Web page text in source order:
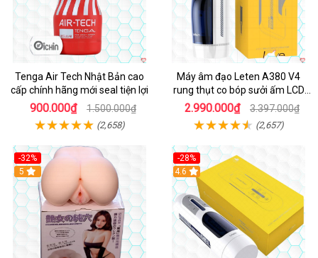
Tenga Air Tech Nhật Bản cao
cấp chính hãng mới seal tiện lợi
900.000₫ 1.500.000₫
(2,658)
Máy âm đạo Leten A380 V4
rung thụt co bóp sưởi ấm LCD
đẹp
2.990.000₫ 3.397.000₫
(2,657)
-32%
Hot
5
-28%
Hot
4.6